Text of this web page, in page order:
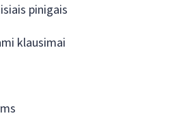
pinigais
klausimai